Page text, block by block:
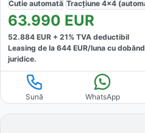
Cutie automată Tracțiune 4x4
63.990 EUR
52.884 EUR + 21% TVA deductibil
Leasing de la 644 EUR/luna cu
juridice.
Sună WhatsApp